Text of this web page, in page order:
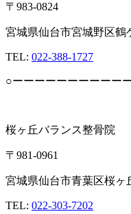
〒983-0824
宮城県仙台市宮城野区鶴
TEL: 022-388-1727
○ーーーーーーーーーー
桜ヶ丘バランス整骨院
〒981-0961
宮城県仙台市青葉区桜ヶ
TEL: 022-303-7202